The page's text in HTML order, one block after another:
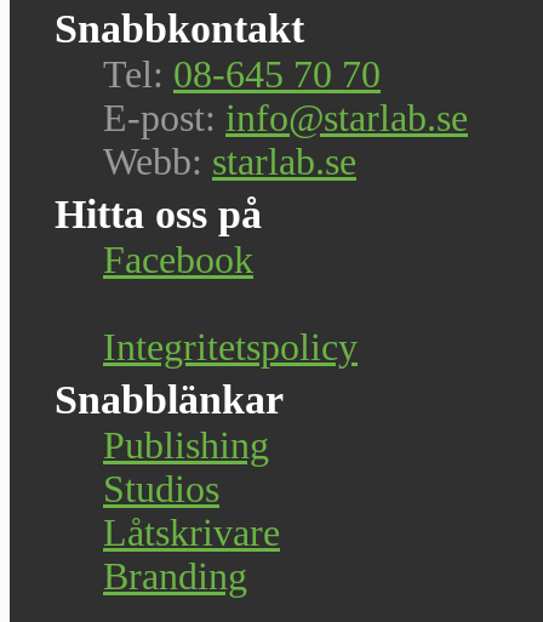
Snabbkontakt
Tel: 08-645 70 70
E-post: info@starlab.se
Webb: starlab.se
Hitta oss på
Facebook
Integritetspolicy
Snabblänkar
Publishing
Studios
Låtskrivare
Branding